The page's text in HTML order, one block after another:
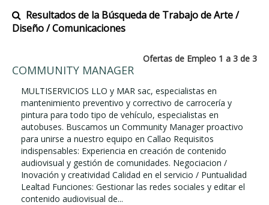
Resultados de la Búsqueda de Trabajo de Arte /
Diseño / Comunicaciones
Ofertas de Empleo 1 a 3 de 3
COMMUNITY MANAGER
MULTISERVICIOS LLO y MAR sac, especialistas en
mantenimiento preventivo y correctivo de carrocería y
pintura para todo tipo de vehículo, especialistas en
autobuses. Buscamos un Community Manager proactivo
para unirse a nuestro equipo en Callao Requisitos
indispensables: Experiencia en creación de contenido
audiovisual y gestión de comunidades. Negociacion /
Inovación y creatividad Calidad en el servicio / Puntualidad
Lealtad Funciones: Gestionar las redes sociales y editar el
contenido audiovisual de...